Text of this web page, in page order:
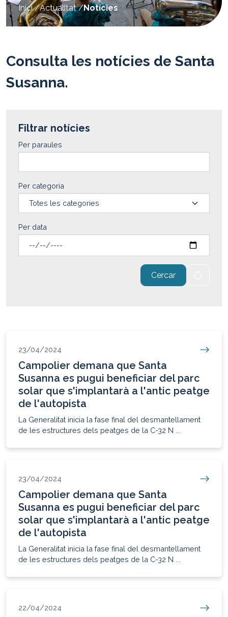
are
here:
Inici Actualitat Notícies
Consulta les notícies de Santa
Susanna.
Filtrar notícies
Per paraules
Per categoria
Per data
Cercar
23/04/2024
Campolier demana que Santa
Susanna es pugui beneficiar del parc
solar que s'implantarà a l'antic peatge
de l'autopista
La Generalitat inicia la fase final del desmantellament
de les estructures dels peatges de la C-32 N ...
23/04/2024
Campolier demana que Santa
Susanna es pugui beneficiar del parc
solar que s'implantarà a l'antic peatge
de l'autopista
La Generalitat inicia la fase final del desmantellament
de les estructures dels peatges de la C-32 N ...
22/04/2024